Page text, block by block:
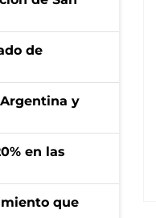
de
y
en las
que